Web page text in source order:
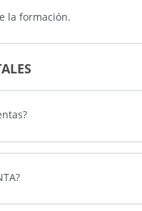
la formación.